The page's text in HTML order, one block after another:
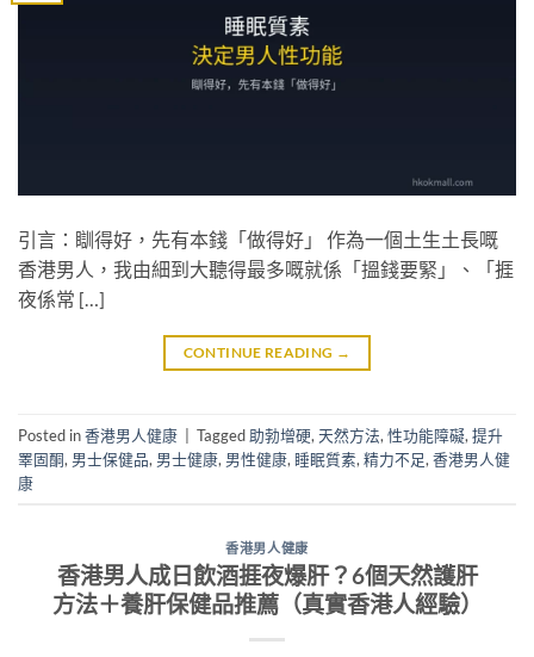
引言：瞓得好，先有本錢「做得好」 作為一個土生土長嘅
香港男人，我由細到大聽得最多嘅就係「搵錢要緊」、「捱
夜係常 […]
CONTINUE READING →
Posted in香港男人健康 Tagged 助勃增硬, 天然方法, 性功能障礙, 提升
睪固酮, 男士保健品, 男士健康, 男性健康, 睡眠質素, 精力不足, 香港男人健
康
香港男人健康
香港男人成日飲酒捱夜爆肝？6個天然護肝
方法＋養肝保健品推薦（真實香港人經驗）